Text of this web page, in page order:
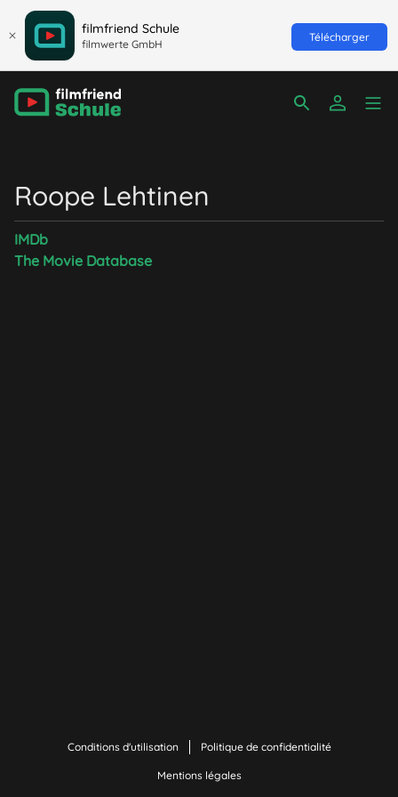
filmfriend Schule
filmwerte GmbH
Télécharger
Roope Lehtinen
IMDb
The Movie Database
Conditions d'utilisation Politique de confidentialité
Mentions légales